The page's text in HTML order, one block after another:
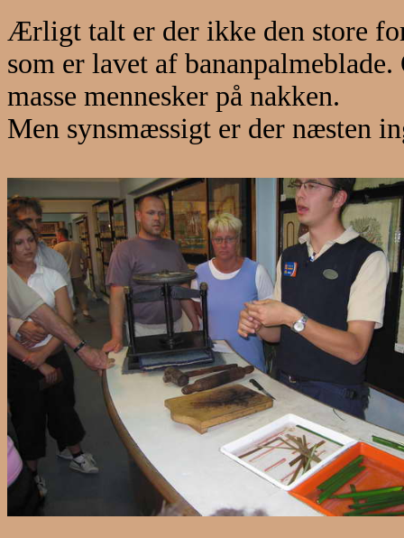
Ærligt talt er der ikke den store
som er lavet af
masse mennesker på nakken.
Men synsmæssigt er der næsten